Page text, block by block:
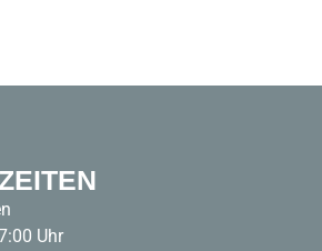
Uhr